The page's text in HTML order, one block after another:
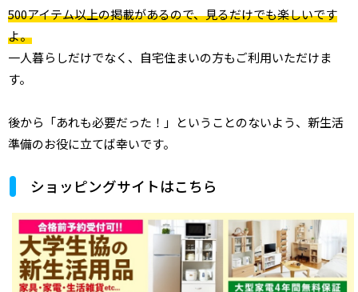
500アイテム以上の掲載があるので、見るだけでも楽しいです
よ。
一人暮らしだけでなく、自宅住まいの方もご利用いただけま
す。
後から「あれも必要だった！」ということのないよう、新生活
準備のお役に立てば幸いです。
ショッピングサイトはこちら